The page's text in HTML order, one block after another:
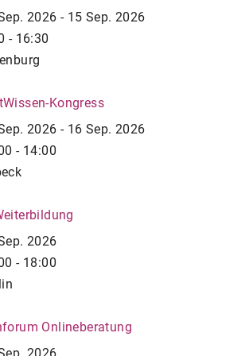
2026 - 15 Sep. 2026
- 16:30
Kongress
2026 - 16 Sep. 2026
- 14:00
2026
- 18:00
Onlineberatung